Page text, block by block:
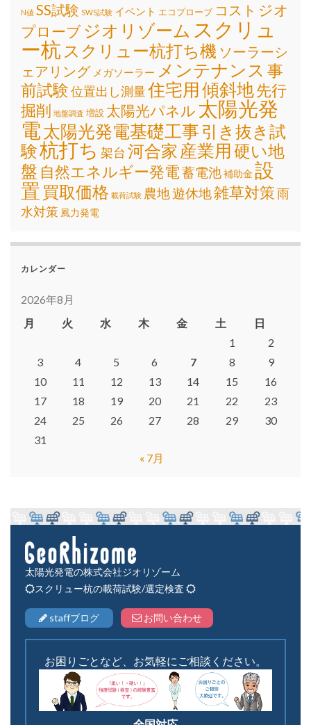
N値 SS試験 SWS試験 イベント エコプローブ コスト ジオ
プローブ ジオリゾーム スクリュ
ー杭 スクリュー杭打ち機 ソーラーシ
ェアリング メガソーラー メンテナンス 事
前試験位置出し測量住宅用傾斜地先行
掘削 地盤調査 増設 太陽光パネル 太陽光発
電太陽光発電基礎工事 引き抜き試
験杭打ち 架台 河合家 産業用硬い地
盤 自然エネルギー発電蓄電池補助金 設
置 買取価格 載荷試験 農地遊休地雑草対策雨
水対策 風力発電
カレンダー
2026年8月
月
火 水 木 金 土
日
1
2
3
4 5 6 7 8
9
10
11 12 13 14 15
16
17
18 19 20 21 22
23
24
25 26 27 28 29
30
31
« 7月
太陽光発電の株式会社ジオリゾーム
スクリュー杭の載荷試験/選定検査
staffブログ お問い合わせ
お困りごとなど、お気軽にご相談ください。